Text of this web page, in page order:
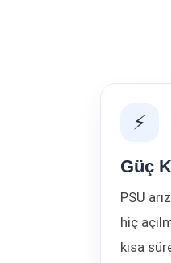
⚡
Güç
PSU
hiç
kısa